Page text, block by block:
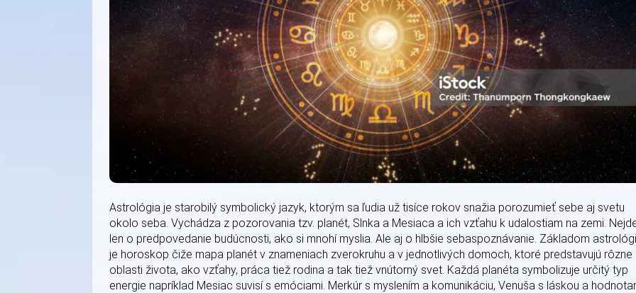
Astrológia je starobilý symbolický jazyk, ktorým sa ľudia už tisíce rokov snažia porozumieť sebe aj svetu
okolo seba. Vychádza z pozorovania tzv. planét, Slnka a Mesiaca a ich vzťahu k udalostiam na zemi.
len o predpovedanie budúcnosti, ako si mnohí myslia. Ale aj o hlbšie sebaspoznávanie. Základom
je horoskop čiže mapa planét v znameniach zverokruhu a v jednotlivých domoch, ktoré predstavujú rôzne
oblasti života, ako vzťahy, práca tiež rodina a tak tiež vnútorný svet. Každá planéta symbolizuje určitý typ
energie napríklad Mesiac suvisí s emóciami. Merkúr s myslením a komunikáciu, Venuša s láskou a